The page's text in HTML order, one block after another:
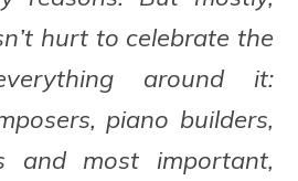
hurt to celebrate the
around it:
piano builders,
and most important,